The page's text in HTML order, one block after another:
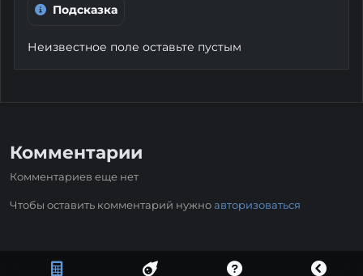
Подсказка
Неизвестное поле оставьте пустым
Комментарии
Комментариев еще нет
Чтобы оставить комментарий нужноавторизоваться